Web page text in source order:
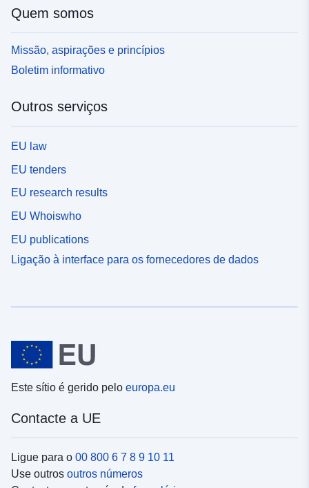
Quem somos
Missão, aspirações e princípios
Boletim informativo
Outros serviços
EU law
EU tenders
EU research results
EU Whoiswho
EU publications
Ligação à interface para os fornecedores de dados
Este sítio é gerido pelo europa.eu
Contacte a UE
Ligue para o 00 800 6 7 8 9 10 11
Use outros outros números